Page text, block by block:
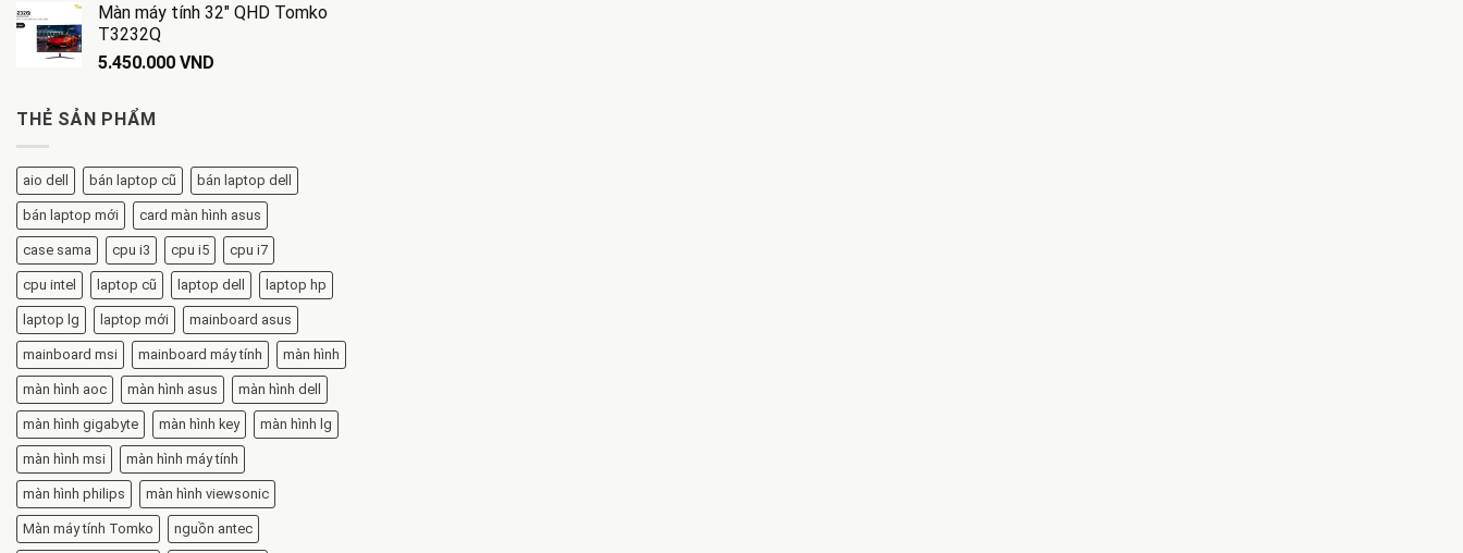
là:
Màn máy tính 32" QHD Tomko
T3232Q
5.450.000 VND
THẺ SẢN PHẨM
aio dell bán laptop cũ bán laptop dell
bán laptop mới card màn hình asus
case sama cpu i3 cpu i5 cpu i7
cpu intel laptop cũ laptop dell laptop hp
laptop lg laptop mới mainboard asus
mainboard msi mainboard máy tính màn hình
màn hình aoc màn hình asus màn hình dell
màn hình gigabyte màn hình key màn hình lg
màn hình msi màn hình máy tính
màn hình philips màn hình viewsonic
Màn máy tính Tomko nguồn antec